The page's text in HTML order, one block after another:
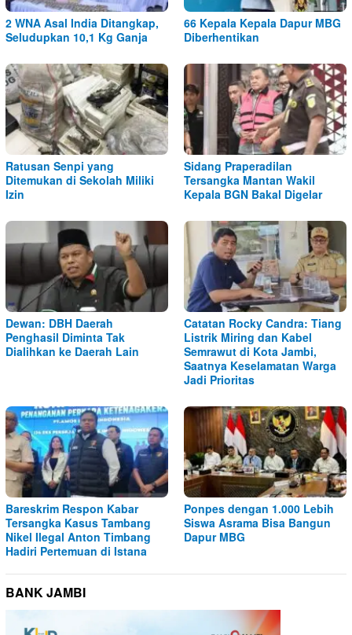
2 WNA Asal India Ditangkap,
Seludupkan 10,1 Kg Ganja
66 Kepala Kepala Dapur MBG
Diberhentikan
Ratusan Senpi yang
Ditemukan di Sekolah Miliki
Izin
Sidang Praperadilan
Tersangka Mantan Wakil
Kepala BGN Bakal Digelar
Dewan: DBH Daerah
Penghasil Diminta Tak
Dialihkan ke Daerah Lain
Catatan Rocky Candra: Tiang
Listrik Miring dan Kabel
Semrawut di Kota Jambi,
Saatnya Keselamatan Warga
Jadi Prioritas
Bareskrim Respon Kabar
Tersangka Kasus Tambang
Nikel Ilegal Anton Timbang
Hadiri Pertemuan di Istana
Ponpes dengan 1.000 Lebih
Siswa Asrama Bisa Bangun
Dapur MBG
BANK JAMBI